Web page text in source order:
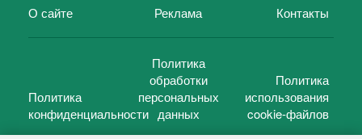
О сайте Реклама Контакты
Политика
конфиденциальности
Политика
обработки
персональных
данных
Политика
использования
cookie-файлов